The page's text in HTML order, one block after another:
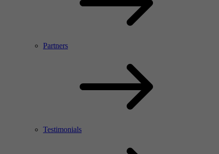
Partners
Testimonials